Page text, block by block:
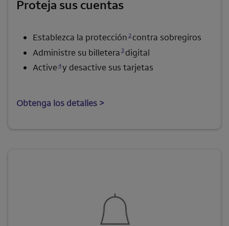
Proteja sus cuentas
Establezca la protección 2contra sobregiros
Administre su billetera 3digital
Active 4y desactive sus tarjetas
Obtenga los detalles >